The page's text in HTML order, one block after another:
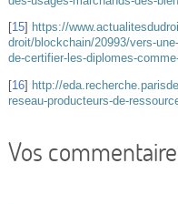
15]
https://
droit/blockchain/20993/vers-
de-certifier-les-diplomes-
[16] http://
reseau-producteurs-de-
Vos